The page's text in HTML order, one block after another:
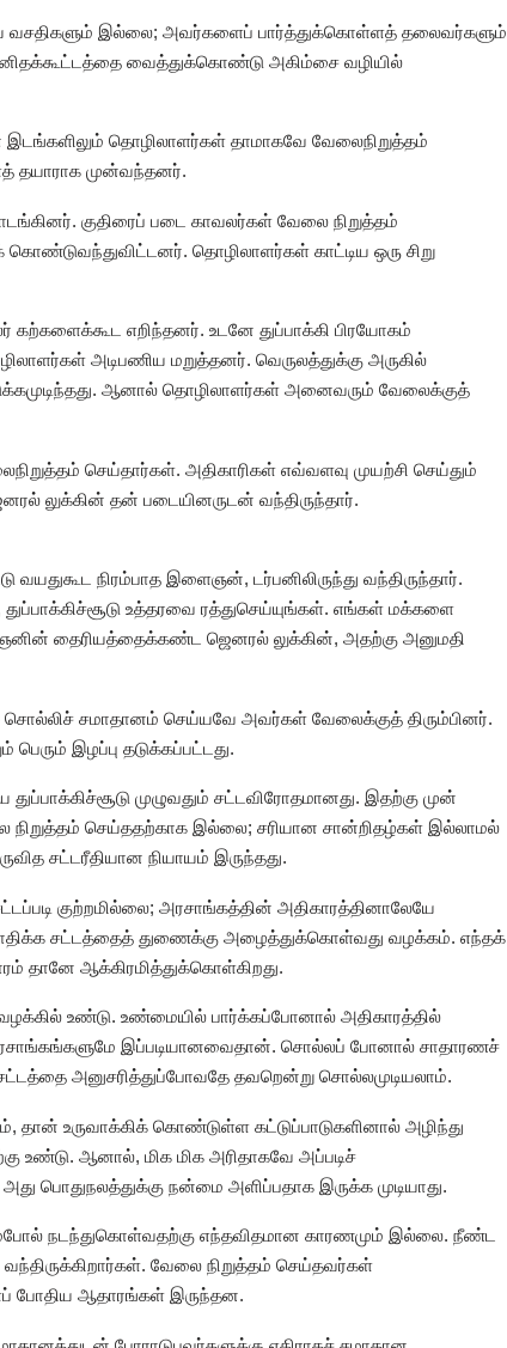
வசதிகளும் இல்லை; அவர்களைப் பார்த்துக்கொள்ளத் தலைவர்களும்
வைத்துக்கொண்டு அகிம்சை வழியில்
இடங்களிலும் தொழிலாளர்கள் தாமாகவே வேலைநிறுத்தம்
தயாராக முன்வந்தனர்.
குதிரைப் படை காவலர்கள் வேலை நிறுத்தம்
தொழிலாளர்கள் காட்டிய ஒரு சிறு
கற்களைக்கூட எறிந்தனர். உடனே துப்பாக்கி பிரயோகம்
அடிபணிய மறுத்தனர். வெருலத்துக்கு அருகில்
ஆனால் தொழிலாளர்கள் அனைவரும் வேலைக்குத்
செய்தார்கள். அதிகாரிகள் எவ்வளவு முயற்சி செய்தும்
லுக்கின் தன் படையினருடன் வந்திருந்தார்.
நிரம்பாத இளைஞன், டர்பனிலிருந்து வந்திருந்தார்.
உத்தரவை ரத்துசெய்யுங்கள். எங்கள் மக்களை
தைரியத்தைக்கண்ட ஜெனரல் லுக்கின், அதற்கு அனுமதி
சமாதானம் செய்யவே அவர்கள் வேலைக்குத் திரும்பினர்.
இழப்பு தடுக்கப்பட்டது.
முழுவதும் சட்டவிரோதமானது. இதற்கு முன்
நிறுத்தம் செய்ததற்காக இல்லை; சரியான சான்றிதழ்கள் இல்லாமல்
சட்டரீதியான நியாயம் இருந்தது.
குற்றமில்லை; அரசாங்கத்தின் அதிகாரத்தினாலேயே
சட்டத்தைத் துணைக்கு அழைத்துக்கொள்வது வழக்கம். எந்தக்
தானே ஆக்கிரமித்துக்கொள்கிறது.
உண்டு. உண்மையில் பார்க்கப்போனால் அதிகாரத்தில்
இப்படியானவைதான். சொல்லப் போனால் சாதாரணச்
அனுசரித்துப்போவதே தவறென்று சொல்லமுடியலாம்.
உருவாக்கிக் கொண்டுள்ள கட்டுப்பாடுகளினால் அழிந்து
உண்டு. ஆனால், மிக மிக அரிதாகவே அப்படிச்
பொதுநலத்துக்கு நன்மை அளிப்பதாக இருக்க முடியாது.
நடந்துகொள்வதற்கு எந்தவிதமான காரணமும் இல்லை. நீண்ட
வேலை நிறுத்தம் செய்தவர்கள்
போதிய ஆதாரங்கள் இருந்தன.